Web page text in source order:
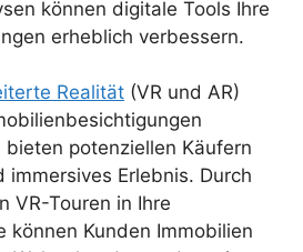
können digitale Tools Ihre
erheblich verbessern.
Realität (VR und AR)
potenziellen Käufern
immersives Erlebnis. Durch
VR-Touren in Ihre
können Kunden Immobilien